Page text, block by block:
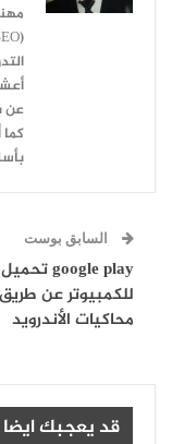
عن
السابق بوست
google play تحميل
للكمبيوتر عن
محاكيات الأندرويد
قد يعجبك ايضا